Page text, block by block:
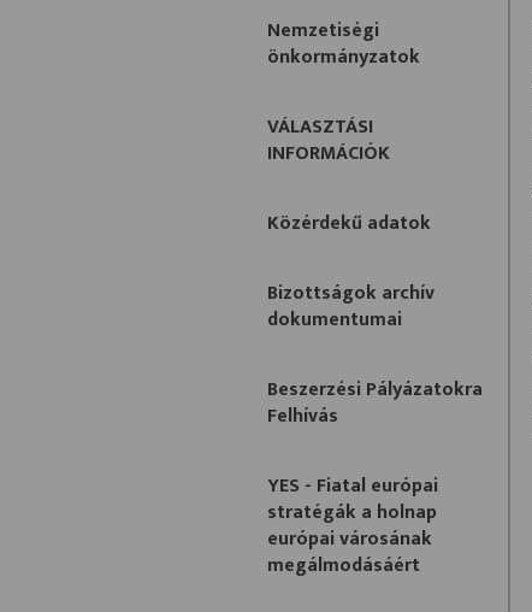
Nemzetiségi
önkormányzatok
VÁLASZTÁSI
INFORMÁCIÓK
Közérdekű adatok
Bizottságok archív
dokumentumai
Beszerzési Pályázatokra
Felhívás
YES - Fiatal európai
stratégák a holnap
európai városának
megálmodásáért